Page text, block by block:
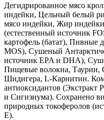
Дегидрированное мясо
индейки, Цельный белый
мясо индейки, Жир
(естественный источник
картофель (батат), Пивные
MOS), Сушеный
источник EPA и DHA),
Пищевые волокна,
Шидигера, L-Карнитин.
антиоксидантов
и Сигизиума). Сохранено
природных токоферолов
Е).